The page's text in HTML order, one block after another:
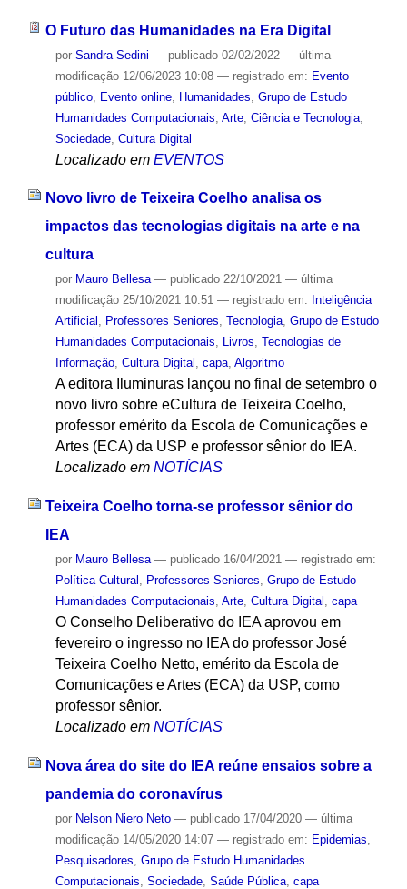
O Futuro das Humanidades na Era Digital
por Sandra Sedini — publicado02/02/2022 — última
modificação12/06/2023 10:08 — registrado em: Evento
público, Evento online, Humanidades Grupo de Estudo
Humanidades Computacionais Arte, Ciência e Tecnologia,
Sociedade, Cultura Digital
Localizado em EVENTOS
Novo livro de Teixeira Coelho analisa os
impactos das tecnologias digitais na arte e na
cultura
por Mauro Bellesa — publicado22/10/2021 — última
modificação25/10/2021 10:51 — registrado em: Inteligência
Artificial , Professores Seniores, Tecnologia, Grupo de Estudo
Humanidades Computacionais, Livros, Tecnologias de
Informação, Cultura Digital , capa, Algoritmo
A editora Iluminuras lançou no final de setembro o
novo livro sobre eCultura de Teixeira Coelho,
professor emérito da Escola de Comunicações e
Artes (ECA) da USP e professor sênior do IEA.
Localizado em NOTÍCIAS
Teixeira Coelho torna-se professor sênior do
IEA
por Mauro Bellesa — publicado16/04/2021 — registrado em:
Política Cultural , Professores Seniores, Grupo de Estudo
Humanidades Computacionais, Arte, Cultura Digital , capa
O Conselho Deliberativo do IEA aprovou em
fevereiro o ingresso no IEA do professor José
Teixeira Coelho Netto, emérito da Escola de
Comunicações e Artes (ECA) da USP, como
professor sênior.
Localizado em NOTÍCIAS
Nova área do site do IEA reúne ensaios sobre a
pandemia do coronavírus
por Nelson Niero Neto — publicado17/04/2020 — última
modificação14/05/2020 14:07 — registrado em: Epidemias
Pesquisadores Grupo de Estudo Humanidades
Computacionais Sociedade, Saúde Pública, capa